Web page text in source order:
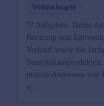
Weihnachtsgeld
?? Aufgaben: Deine
Beratung und
Verkauf sowie die
präzise Anmessen
u...